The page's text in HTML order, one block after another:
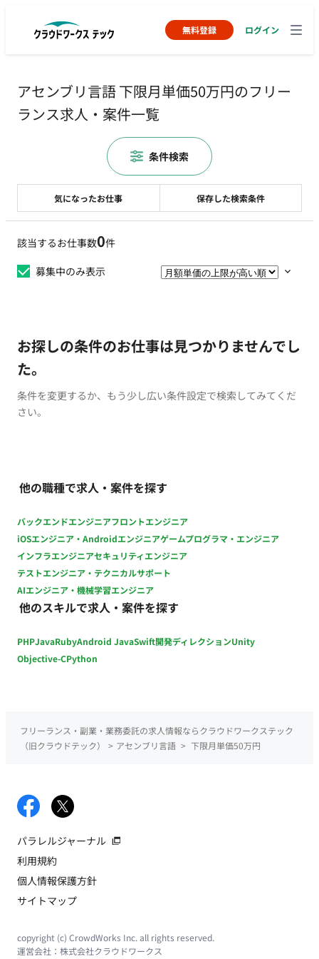
無料登録 ログイン
アセンブリ言語 下限月単価50万円のフリー
ランス求人・案件一覧
該当するお仕事数0件
募集中のみ表示
お探しの条件のお仕事は見つかりませんでし
た。
条件を変更するか、もう少し広い条件設定で検索してみてくだ
さい。
他の職種で求人・案件を探す
バックエンドエンジニアフロントエンジニア
iOSエンジニア・Androidエンジニアゲームプログラマ・エンジニア
インフラエンジニアセキュリティエンジニア
テストエンジニア・テクニカルサポート
AIエンジニア・機械学習エンジニア
他のスキルで求人・案件を探す
PHPJavaRubyAndroid JavaSwift開発ディレクションUnity
Objective-CPython
気になったお仕事 保存した検索条件
条件検索
フリーランス・副業・業務委託の求人情報ならクラウドワークステック
（旧クラウドテック）
> アセンブリ言語 > 下限月単価50万円
パラレルジャーナル
利用規約
個人情報保護方針
サイトマップ
copyright (c) CrowdWorks Inc. all rights reserved.
運営会社： 株式会社クラウドワークス